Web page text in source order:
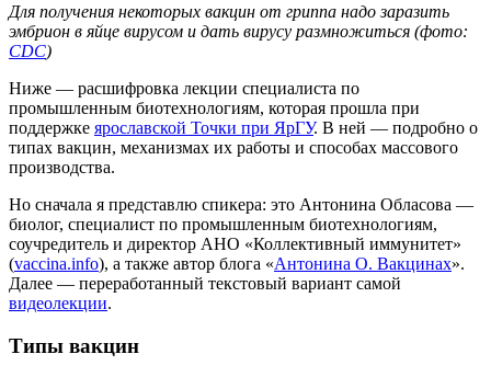
Для получения некоторых вакцин от гриппа надо заразить
эмбрион в яйце вирусом и дать вирусу размножиться (фото:
CDC)
Ниже — расшифровка лекции специалиста по
промышленным биотехнологиям, которая прошла при
поддержке ярославской Точки при ЯрГУ. В ней — подробно о
типах вакцин, механизмах их работы и способах массового
производства.
Но сначала я представлю спикера: это Антонина Обласова —
биолог, специалист по промышленным биотехнологиям,
соучредитель и директор АНО «Коллективный иммунитет»
(vaccina.info), а также автор блога «Антонина О. Вакцинах».
Далее — переработанный текстовый вариант самой
видеолекции.
Типы вакцин